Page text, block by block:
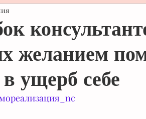
Отношения
Символические
желанием
ущерб себе